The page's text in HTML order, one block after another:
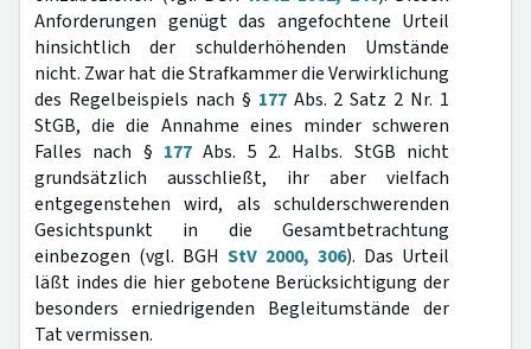
Anforderungen genügt das angefochtene Urteil
hinsichtlich der schulderhöhenden Umstände
nicht. Zwar hat die Strafkammer die Verwirklichung
des Regelbeispiels nach § 177Abs. 2 Satz 2 Nr. 1
StGB, die die Annahme eines minder schweren
Falles nach § 177 Abs. 5 2. Halbs. StGB nicht
grundsätzlich ausschließt, ihr aber vielfach
entgegenstehen wird, als schulderschwerenden
Gesichtspunkt in die Gesamtbetrachtung
einbezogen (vgl. BGH StV 2000, 306). Das Urteil
läßt indes die hier gebotene Berücksichtigung der
besonders erniedrigenden Begleitumstände der
Tat vermissen.